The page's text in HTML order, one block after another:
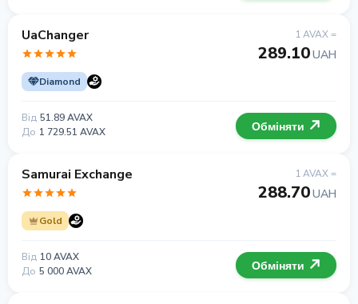
UaChanger
Diamond
1 AVAX =
289.10UAH
Від 51.89 AVAX
До 1 729.51 AVAX Обміняти
Samurai Exchange
Gold
1 AVAX =
288.70UAH
Від 10 AVAX
До 5 000 AVAX Обміняти